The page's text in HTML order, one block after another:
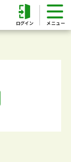
ログイン